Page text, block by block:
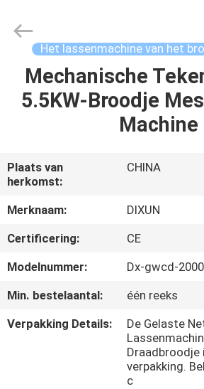
HUIS
VR
TOON
ONGEVEER
ONS
FABRIEKSREIS
Mesh
Products
Reserved.
Het lassenmachine van het
Mechanische
5.5KW-Broodje
Machine
Plaats van
herkomst:
CHINA
Merknaam:
DIXUN
Certificering:
CE
Modelnummer:
Dx-gwcd-
Min. bestelaantal:
één reeks
Verpakking Details:
De Gelaste
Draadbroodje
verpakking.
c